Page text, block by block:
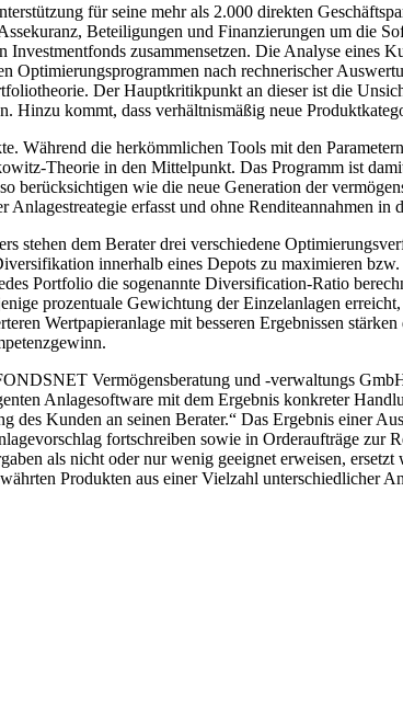
für seine mehr als 2.000 direkten
Beteiligungen und Finanzierungen um die
zusammensetzen. Die Analyse
Optimierungsprogrammen nach rechnerischer
Der Hauptkritikpunkt an dieser ist die
Hinzu kommt, dass verhältnismäßig neue
Während die herkömmlichen Tools mit den
Theorie in den Mittelpunkt. Das Programm ist
berücksichtigen wie die neue Generation der
erfasst und ohne Renditeannahmen in
stehen dem Berater drei verschiedene
innerhalb eines Depots zu maximieren
Portfolio die sogenannte Diversification-Ratio
prozentuale Gewichtung der Einzelanlagen
Wertpapieranlage mit besseren Ergebnissen
Vermögensberatung und -verwaltungs
Anlagesoftware mit dem Ergebnis konkreter
des Kunden an seinen Berater.“ Das Ergebnis einer
fortschreiben sowie in Orderaufträge
als nicht oder nur wenig geeignet erweisen,
Produkten aus einer Vielzahl unterschiedlicher